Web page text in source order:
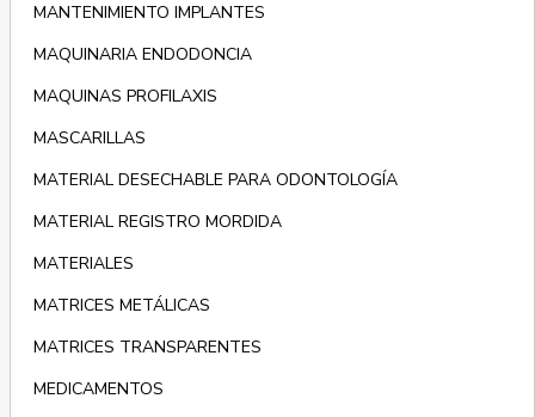
MANTENIMIENTO IMPLANTES
MAQUINARIA ENDODONCIA
MAQUINAS PROFILAXIS
MASCARILLAS
MATERIAL DESECHABLE PARA ODONTOLOGÍA
MATERIAL REGISTRO MORDIDA
MATERIALES
MATRICES METÁLICAS
MATRICES TRANSPARENTES
MEDICAMENTOS